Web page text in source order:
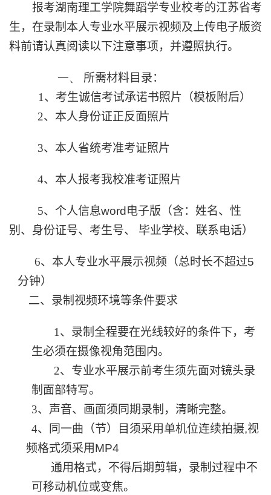
报考湖南理工学院舞蹈学专业校考的江苏省考
生，在录制本人专业水平展示视频及上传电子版资
料前请认真阅读以下注意事项，并遵照执行。
一、 所需材料目录：
1 、考生诚信考试承诺书照片（模板附后）
2、本人身份证正反面照片
3、本人省统考准考证照片
4、本人报考我校准考证照片
5、个人信息word电子版（含：姓名、性
别、身份证号、考生号、 毕业学校、联系电话）
6、本人专业水平展示视频（总时长不超过5
分钟）
二、录制视频环境等条件要求
1 、录制全程要在光线较好的条件下，考
生必须在摄像视角范围内。
2、专业水平展示前考生须先面对镜头录
制面部特写。
3、声音、画面须同期录制，清晰完整。
4、同一曲（节）目须采用单机位连续拍摄,视
频格式须采用MP4
通用格式，不得后期剪辑，录制过程中不
可移动机位或变焦。